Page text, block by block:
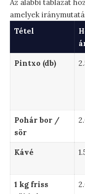
Az alábbi táblázat
amelyek
Tétel
Pintxo (db)
Pohár bor /
sör
Kávé
1 kg friss